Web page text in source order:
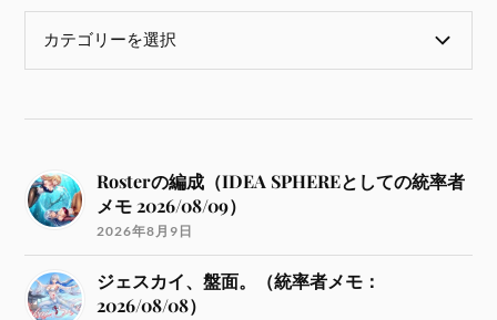
Rosterの編成（IDEA SPHEREとしての統率者
メモ 2026/08/09）
2026年8月9日
ジェスカイ、盤面。（統率者メモ：
2026/08/08）